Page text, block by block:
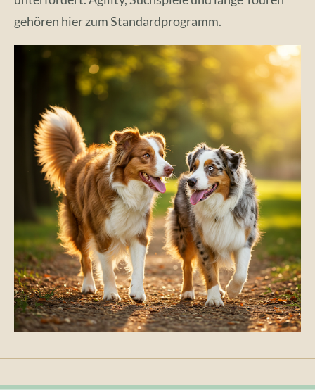
gehören hier zum Standardprogramm.